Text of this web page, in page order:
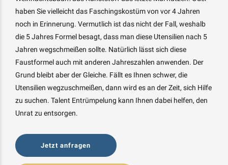
haben Sie vielleicht das Faschingskostüm von vor 4 Jahren
noch in Erinnerung. Vermutlich ist das nicht der Fall, weshalb
die 5 Jahres Formel besagt, dass man diese Utensilien nach 5
Jahren wegschmeißen sollte. Natürlich lässt sich diese
Faustformel auch mit anderen Jahreszahlen anwenden. Der
Grund bleibt aber der Gleiche. Fällt es Ihnen schwer, die
Utensilien wegzuschmeißen, dann wird es an der Zeit, sich Hilfe
zu suchen. Talent Entrümpelung kann Ihnen dabei helfen, den
Unrat zu entsorgen.
Jetzt anfragen